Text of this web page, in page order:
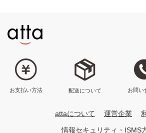
お支払い方法 配送について お問い
attaについて 運営企業
情報セキュリティ・ISMS